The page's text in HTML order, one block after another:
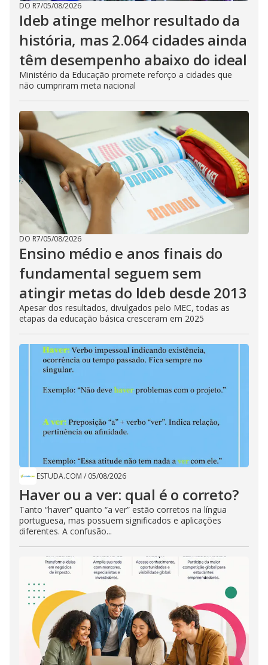
DO R7/05/08/2026
Ideb atinge melhor resultado da
história, mas 2.064 cidades ainda
têm desempenho abaixo do ideal
Ministério da Educação promete reforço a cidades que
não cumpriram meta nacional
DO R7/05/08/2026
Ensino médio e anos finais do
fundamental seguem sem
atingir metas do Ideb desde 2013
Apesar dos resultados, divulgados pelo MEC, todas as
etapas da educação básica cresceram em 2025
ESTUDA.COM / 05/08/2026
Haver ou a ver: qual é o correto?
Tanto “haver” quanto “a ver” estão corretos na língua
portuguesa, mas possuem significados e aplicações
diferentes. A confusão...